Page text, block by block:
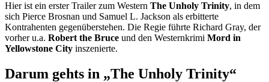
Hier ist ein erster Trailer zum Western The Unholy Trinity, in dem
sich Pierce Brosnan und Samuel L. Jackson als erbitterte
Kontrahenten gegenüberstehen. Die Regie führte Richard Gray, der
vorher u.a. Robert the Bruce und den Westernkrimi Mord in
Yellowstone City inszenierte.
Darum gehts in „The Unholy Trinity“